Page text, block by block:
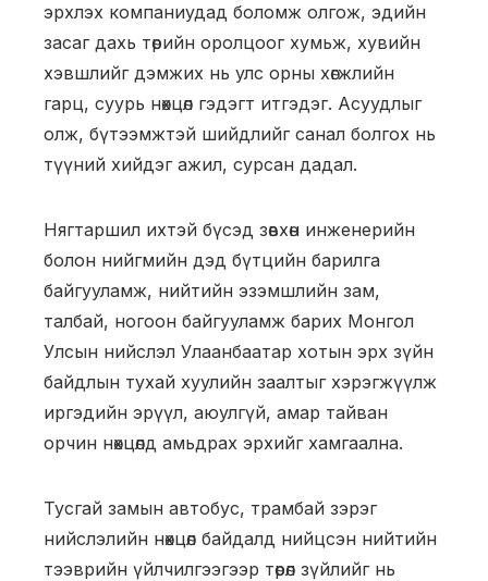
эрхлэх компаниудад боломж олгож, эдийн
засаг дахь төрийн оролцоог хумьж, хувийн
хэвшлийг дэмжих нь улс орны хөгжлийн
гарц, суурь нөхцөл гэдэгт итгэдэг. Асуудлыг
олж, бүтээмжтэй шийдлийг санал болгох нь
түүний хийдэг ажил, сурсан дадал.
Нягтаршил ихтэй бүсэд зөвхөн инженерийн
болон нийгмийн дэд бүтцийн барилга
байгууламж, нийтийн эзэмшлийн зам,
талбай, ногоон байгууламж барих Монгол
Улсын нийслэл Улаанбаатар хотын эрх зүйн
байдлын тухай хуулийн заалтыг хэрэгжүүлж
иргэдийн эрүүл, аюулгүй, амар тайван
орчин нөхцөлд амьдрах эрхийг хамгаална.
Тусгай замын автобус, трамбай зэрэг
нийслэлийн нөхцөл байдалд нийцсэн нийтийн
тээврийн үйлчилгээгээр төрөл зүйлийг нь